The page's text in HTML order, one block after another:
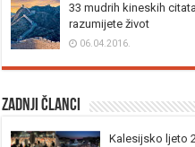
33 mudrih kineskih
razumijete život
06.04.2016.
Zadnji članci
Kalesijsko ljeto